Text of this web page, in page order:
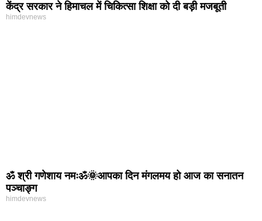
केंद्र सरकार ने हिमाचल में चिकित्सा शिक्षा को दी बड़ी मजबूती
himdevnews
ॐ श्री गणेशाय नमःॐ🌞आपका दिन मंगलमय हो आज का सनातन
पञ्चाङ्ग
himdevnews